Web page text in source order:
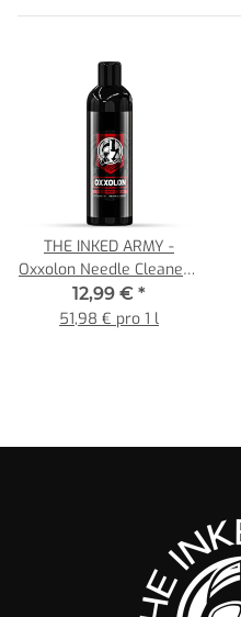
THE INKED ARMY -
Oxxolon Needle Cleaner -
250 ml - 7 bis 30
Anwendungen
12,99 € *
51,98 € pro 1 l